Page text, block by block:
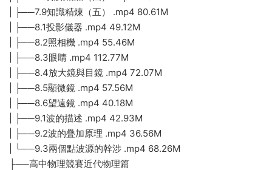
| ├──7.9知識精煉（五） .mp4 80.61M
| ├──8.1投影儀器 .mp4 49.12M
| ├──8.2照相機 .mp4 55.46M
| ├──8.3眼睛 .mp4 112.77M
| ├──8.4放大鏡與目鏡 .mp4 72.07M
| ├──8.5顯微鏡 .mp4 57.56M
| ├──8.6望遠鏡 .mp4 40.18M
| ├──9.1波的描述 .mp4 42.93M
| ├──9.2波的疊加原理 .mp4 36.56M
| └──9.3兩個點波源的幹涉 .mp4 68.26M
├──高中物理競賽近代物理篇